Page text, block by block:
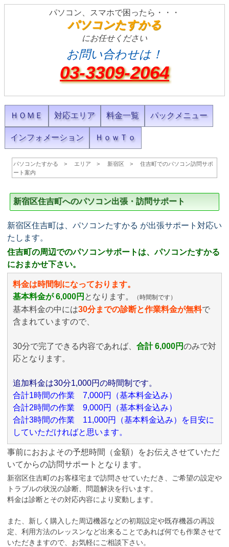
パソコン、スマホで困ったら・・・
パソコンたすかる
にお任せください
お問い合わせは！
03-3309-2064
ＨＯＭＥ 対応エリア 料金一覧 パックメニュー
インフォメーション ＨｏｗＴｏ
パソコンたすかる エリア 新宿区
住吉町でのパソコン訪問サポ
ート案内
新宿区住吉町へのパソコン出張・訪問サポート
新宿区住吉町は、パソコンたすかる が出張サポート対応い
たします。
住吉町の周辺でのパソコンサポートは、パソコンたすかる
におまかせ下さい。
料金は時間制になっております。
基本料金が 6,000円 となります。 （時間制です）
基本料金の中には30分までの診断と作業料金が無料で
含まれていますので、
30分で完了できる内容であれば、 合計 6,000円のみで対
応となります。
追加料金は30分1,000円の時間制です。
合計1時間の作業 7,000円（基本料金込み）
合計2時間の作業 9,000円（基本料金込み）
合計3時間の作業 11,000円（基本料金込み）を目安に
していただければと思います。
事前におおよその予想時間（金額）をお伝えさせていただ
いてからの訪問サポートとなります。
新宿区住吉町のお客様宅まで訪問させていただき、ご希望の設定や
トラブルの状況の診断、問題解決を行います。
料金は診断とその対応内容により変動します。
また、新しく購入した周辺機器などの初期設定や既存機器の再設
定、利用方法のレッスンなど出来ることであれば何でも作業させて
いただきますので、お気軽にご相談下さい。